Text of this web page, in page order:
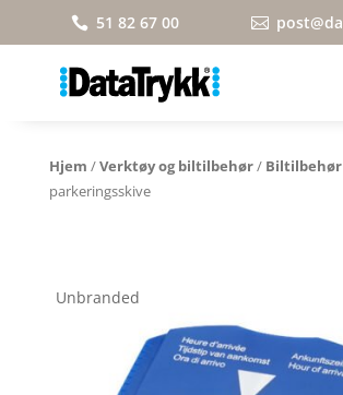
 51 82 67 00 
Hjem /Verktøy og biltilbehør/ Biltilbehør
parkeringsskive
Unbranded